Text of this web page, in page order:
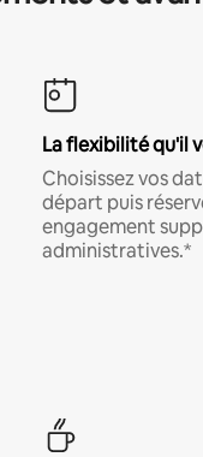
La flexibilité qu'il
Choisissez vos
départ puis
engagement
administratives.*